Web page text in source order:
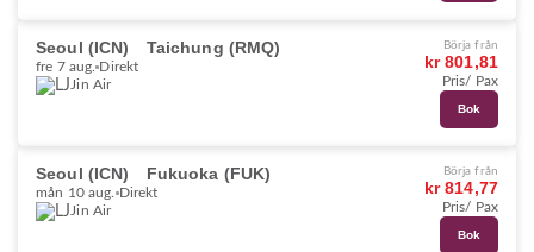
Seoul (ICN) Taichung (RMQ)
fre 7 aug. Direkt
Jin Air
Börja från
kr 801,81
Pris/ Pax
Bok
Seoul (ICN) Fukuoka (FUK)
mån 10 aug. Direkt
Jin Air
Börja från
kr 814,77
Pris/ Pax
Bok